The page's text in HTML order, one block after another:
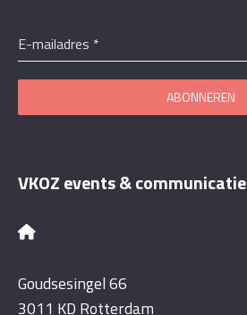
E-mailadres *
ABONNEREN
VKOZ events & communicatie
Goudsesingel 66
3011 KD Rotterdam